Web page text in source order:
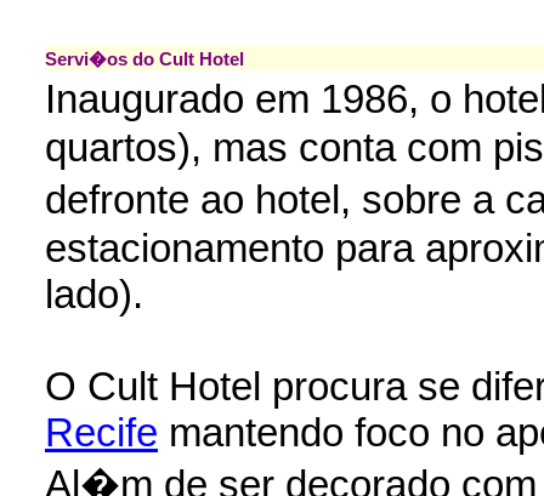
Servi�os do Cult Hotel
Inaugurado em 1986, o
quartos), mas conta com
defronte ao hotel, sobre a
estacionamento para
lado).
O Cult Hotel procura se
Recife mantendo foco no
Al�m de ser decorado